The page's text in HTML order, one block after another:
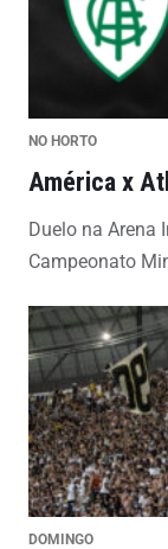
NO HORTO
América x
Duelo na Arena
Campeonato
DOMINGO